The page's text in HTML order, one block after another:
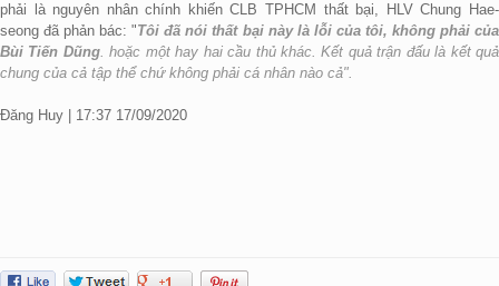
phải là nguyên nhân chính khiến CLB TPHCM thất bại, HLV Chung Hae-
seong đã phản bác: "Tôi đã nói thất bại này là lỗi của tôi, không phải của
Bùi Tiến Dũng. hoặc một hay hai cầu thủ khác. Kết quả trận đấu là kết quả
chung của cả tập thể chứ không phải cá nhân nào cả".
Đăng Huy | 17:37 17/09/2020